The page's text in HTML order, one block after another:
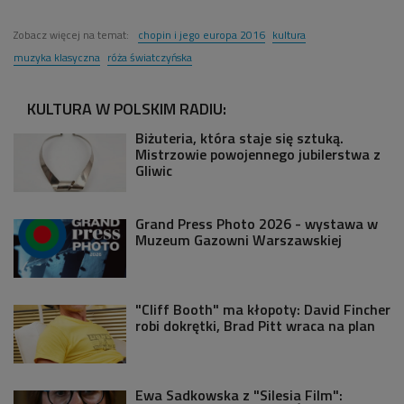
Zobacz więcej na temat: chopin i jego europa 2016 kultura
muzyka klasyczna róża światczyńska
KULTURA W POLSKIM RADIU:
Biżuteria, która staje się sztuką.
Mistrzowie powojennego jubilerstwa z
Gliwic
Grand Press Photo 2026 - wystawa w
Muzeum Gazowni Warszawskiej
"Cliff Booth" ma kłopoty: David Fincher
robi dokrętki, Brad Pitt wraca na plan
Ewa Sadkowska z "Silesia Film":